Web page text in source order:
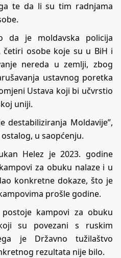
te da li su tim radnjama
da je moldavska policija
osobe koje su u BiH i
nereda u zemlji, zbog
ustavnog poretka
Ustava koji bi učvrstio
uniji.
destabiliziranja Moldavije”,
u saopćenju.
Helez je 2023. godine
za obuku nalaze i u
konkretne dokaze, što je
prošle godine.
kampovi za obuku
su povezani s ruskim
je Državno tužilaštvo
rezultata nije bilo.